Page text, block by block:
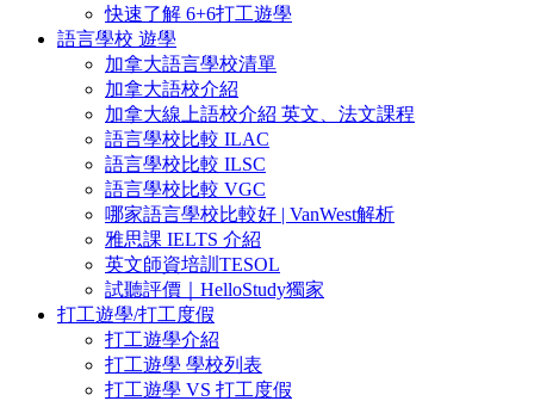
快速了解 6+6打工遊學
語言學校 遊學
加拿大語言學校清單
加拿大語校介紹
加拿大線上語校介紹 英文、法文課程
語言學校比較 ILAC
語言學校比較 ILSC
語言學校比較 VGC
哪家語言學校比較好 | VanWest解析
雅思課 IELTS 介紹
英文師資培訓TESOL
試聽評價｜HelloStudy獨家
打工遊學/打工度假
打工遊學介紹
打工遊學 學校列表
打工遊學 VS 打工度假